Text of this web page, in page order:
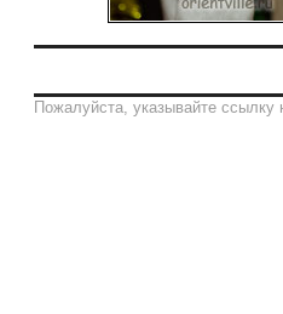
Пожалуйста, указывайте ссылку